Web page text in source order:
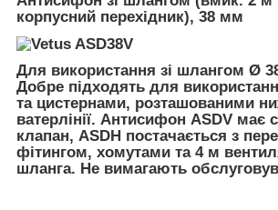
корпусний перехідник), 38 мм
Для використання зі шлангом Ø
Добре підходять для
та цистернами, розташованими
ватерлінії. Антисифон ASDV має
клапан, ASDH постачається з
фітингом, хомутами та 4 м
шланга. Не вимагають